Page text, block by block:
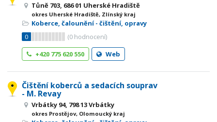
Tůně 703, 686 01 Uherské Hradiště
okres Uherské Hradiště, Zlínský kraj
Koberce, čalounění - čištění, opravy
0
(0 hodnocení)
+420 775 620 550
Web
Čištění koberců a sedacích souprav
- M. Revay
Vrbátky 94, 798 13 Vrbátky
okres Prostějov, Olomoucký kraj